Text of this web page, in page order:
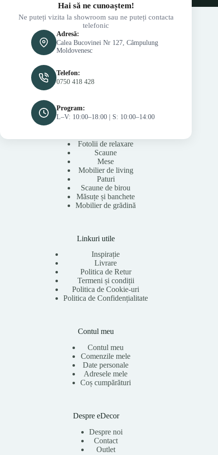
Hai să ne cunoaștem!
Ne puteți vizita la showroom sau ne puteți contacta
telefonic
Adresă:
Calea Bucovinei Nr 127, Câmpulung
Moldovenesc
Telefon:
0750 418 428
Program:
L–V: 10:00–18:00 | S: 10:00–14:00
Fotolii de relaxare
Scaune
Mese
Mobilier de living
Paturi
Scaune de birou
Măsuțe și banchete
Mobilier de grădină
Linkuri utile
Inspirație
Livrare
Politica de Retur
Termeni și condiții
Politica de Cookie-uri
Politica de Confidențialitate
Contul meu
Contul meu
Comenzile mele
Date personale
Adresele mele
Coș cumpărături
Despre eDecor
Despre noi
Contact
Outlet